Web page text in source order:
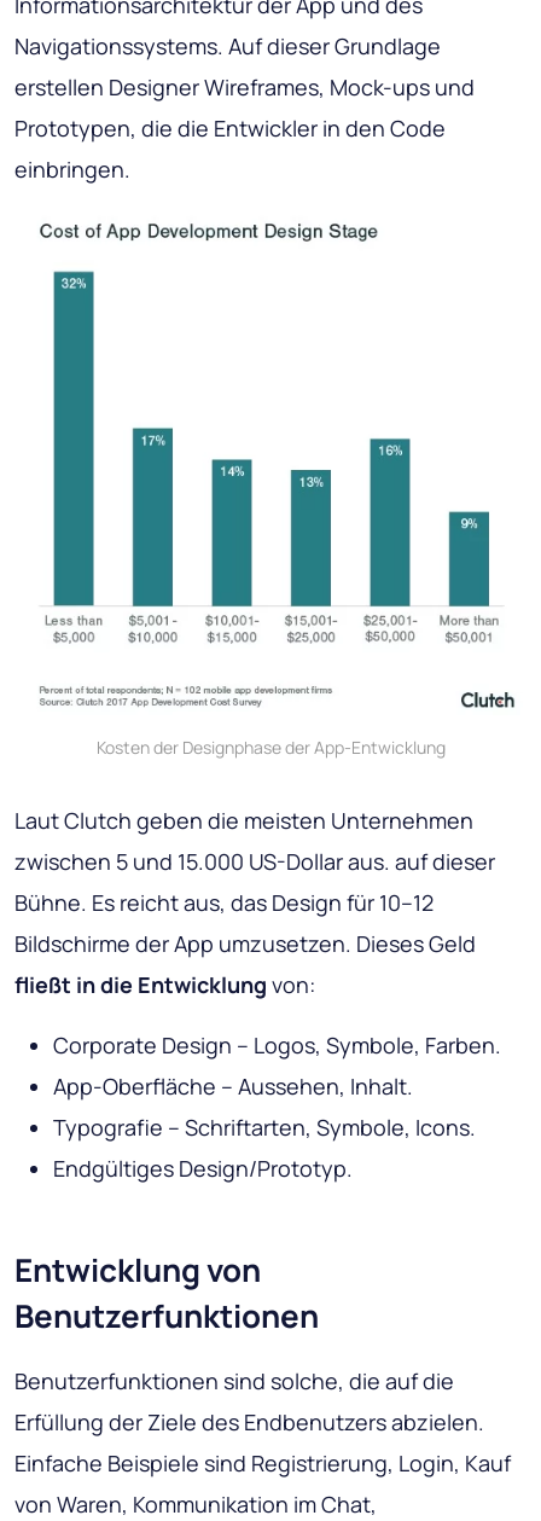
Navigationssystems. Auf dieser Grundlage
erstellen Designer Wireframes, Mock-ups und
Prototypen, die die Entwickler in den Code
einbringen.
Kosten der Designphase der App-Entwicklung
Laut Clutch geben die meisten Unternehmen
zwischen 5 und 15.000 US-Dollar aus. auf dieser
Bühne. Es reicht aus, das Design für 10–12
Bildschirme der App umzusetzen. Dieses Geld
fließt in die Entwicklung von:
Corporate Design – Logos, Symbole, Farben.
App-Oberfläche – Aussehen, Inhalt.
Typografie – Schriftarten, Symbole, Icons.
Endgültiges Design/Prototyp.
Entwicklung von
Benutzerfunktionen
Benutzerfunktionen sind solche, die auf die
Erfüllung der Ziele des Endbenutzers abzielen.
Einfache Beispiele sind Registrierung, Login, Kauf
von Waren, Kommunikation im Chat,